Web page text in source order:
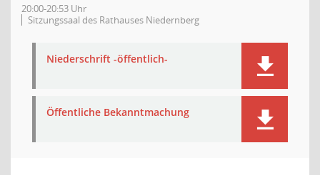
20:00-20:53 Uhr
Sitzungssaal des Rathauses Niedernberg
Niederschrift -öffentlich-
Öffentliche Bekanntmachung